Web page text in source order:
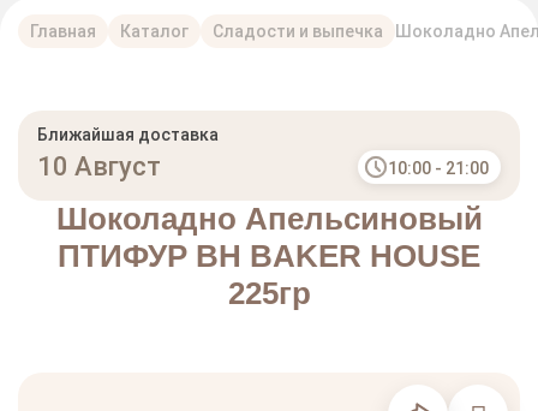
Главная Каталог Сладости и выпечка Шоколадно
Шоколадно Апельсиновый
ПТИФУР BH BAKER HOUSE
225гр
Ближайшая доставка
10 Август 10:00 - 21:00